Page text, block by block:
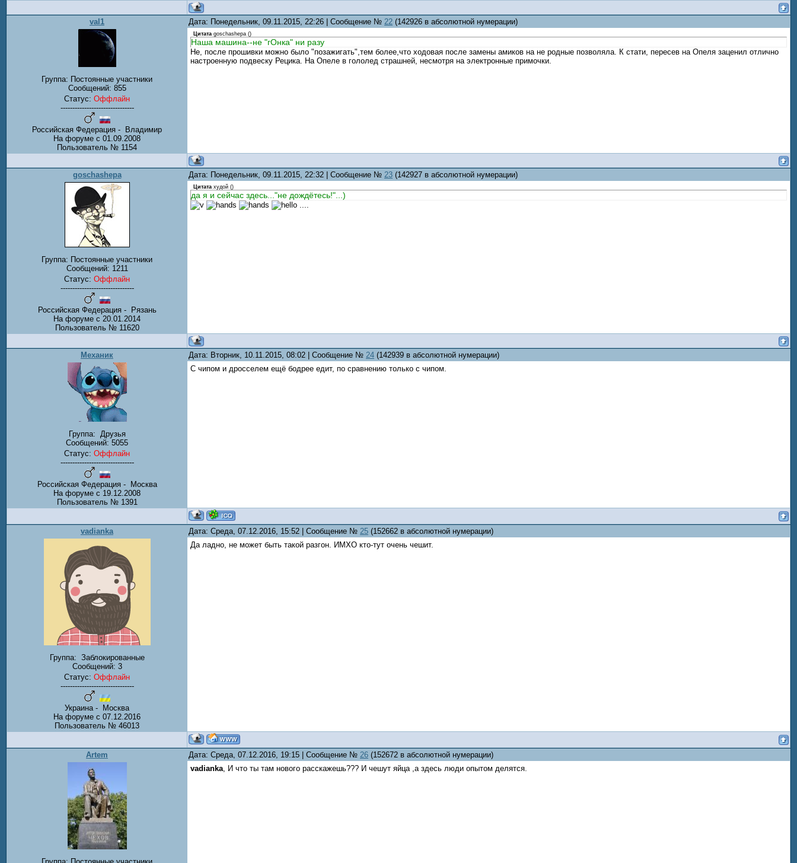
val1 Дата: Понедельник, 09.11.2015, 22:26 | Сообщение № 22 (142926 в абсолютной нумерации)
Группа: Постоянные участники
Сообщений: 855
Статус: Оффлайн
-------------------------------
Российская Федерация - Владимир
На форуме с 01.09.2008
Пользователь № 1154
Цитата goschashepa ()
Наша машина--не "гОнка" ни разу
Не, после прошивки можно было "позажигать",тем более,что ходовая после замены амиков на не родные позволяла. К стати, пересев на Опеля заценил отлично
настроенную подвеску Рецика. На Опеле в гололед страшней, несмотря на электронные примочки.
goschashepa Дата: Понедельник, 09.11.2015, 22:32 | Сообщение № 23 (142927 в абсолютной нумерации)
Группа: Постоянные участники
Сообщений: 1211
Статус: Оффлайн
-------------------------------
Российская Федерация - Рязань
На форуме с 20.01.2014
Пользователь № 11620
Цитата худой ()
да я и сейчас здесь..."не дождётесь!"...)
....
Механик Дата: Вторник, 10.11.2015, 08:02 | Сообщение № 24 (142939 в абсолютной нумерации)
Группа: Друзья
Сообщений: 5055
Статус: Оффлайн
-------------------------------
Российская Федерация - Москва
На форуме с 19.12.2008
Пользователь № 1391
С чипом и дросселем ещё бодрее едит, по сравнению только с чипом.
vadianka Дата: Среда, 07.12.2016, 15:52 | Сообщение № 25 (152662 в абсолютной нумерации)
Группа: Заблокированные
Сообщений: 3
Статус: Оффлайн
-------------------------------
Украина - Москва
На форуме с 07.12.2016
Пользователь № 46013
Да ладно, не может быть такой разгон. ИМХО кто-тут очень чешит.
Artem Дата: Среда, 07.12.2016, 19:15 | Сообщение № 26 (152672 в абсолютной нумерации)
vadianka, И что ты там нового расскажешь??? И чешут яйца ,а здесь люди опытом делятся.